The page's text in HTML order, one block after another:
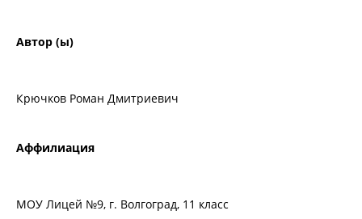
Автор (ы)
Крючков Роман Дмитриевич
Аффилиация
МОУ Лицей №9, г. Волгоград, 11 класс